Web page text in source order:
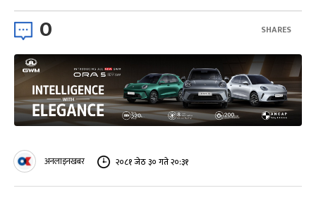
0 SHARES
अनलाइनखबर २०८१ जेठ ३० गते २०:३१